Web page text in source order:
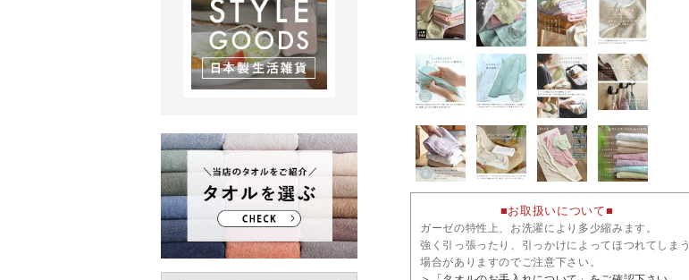
■お取扱いについて■
ガーゼの特性上、お洗濯により多少縮みます。
強く引っ張ったり、引っかけによってほつれてしまう
場合がありますのでご注意下さい。